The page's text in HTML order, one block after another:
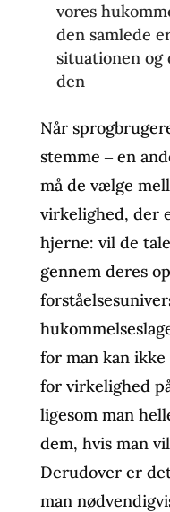
vores
den samlede
situationen og
den
Når
stemme ‒ en
må de vælge
virkelighed, der
hjerne: vil de
gennem deres
for man kan
for virkelighed
ligesom man
dem, hvis man
Derudover er
man